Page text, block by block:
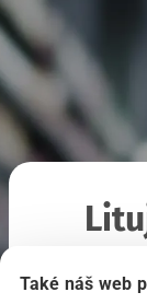
Také náš web